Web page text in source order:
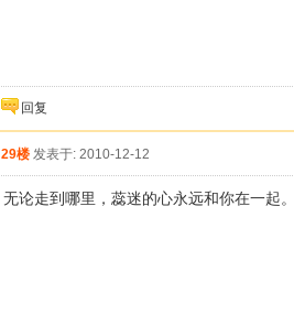
回复
29楼 发表于: 2010-12-12
无论走到哪里，蕊迷的心永远和你在一起